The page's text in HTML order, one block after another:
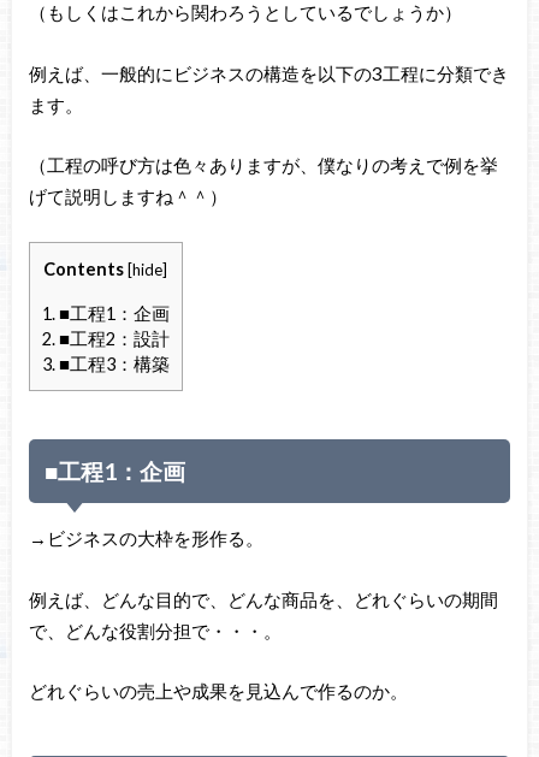
（もしくはこれから関わろうとしているでしょうか）
例えば、一般的にビジネスの構造を以下の3工程に分類でき
ます。
（工程の呼び方は色々ありますが、僕なりの考えで例を挙
げて説明しますね＾＾）
Contents [hide]
1.■工程1：企画
2.■工程2：設計
3.■工程3：構築
■工程1：企画
→ビジネスの大枠を形作る。
例えば、どんな目的で、どんな商品を、どれぐらいの期間
で、どんな役割分担で・・・。
どれぐらいの売上や成果を見込んで作るのか。